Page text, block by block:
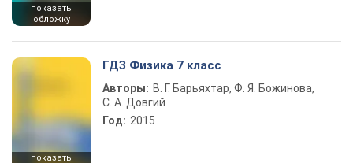
показать
обложку
показать
ГДЗ Физика 7 класс
Авторы: В. Г. Барьяхтар, Ф. Я. Божинова,
С. А. Довгий
Год: 2015